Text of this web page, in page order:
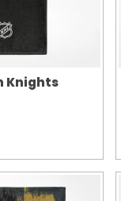
Knights